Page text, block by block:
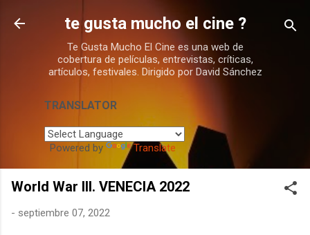
Ir al contenido principal
te gusta mucho el cine ?
Te Gusta Mucho El Cine es una web de
cobertura de películas, entrevistas, críticas,
artículos, festivales. Dirigido por David Sánchez
TRANSLATOR
Powered by Translate
World War III. VENECIA 2022
- septiembre 07, 2022